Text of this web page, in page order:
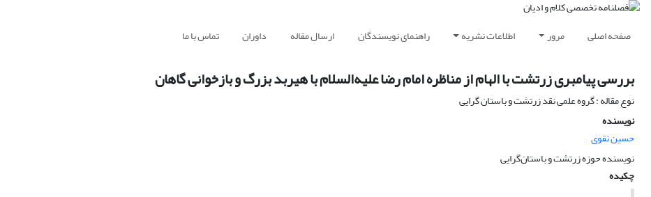
صفحه اصلی مرور اطلاعات نشریه راهنمای نویسندگان ارسال مقاله داوران تماس با ما
بررسی پیامبری زرتشت با الهام از مناظره امام رضا علیه‌السلام با هیربد بزرگ و بازخوانی گاهان
نوع مقاله : گروه علمی نقد زرتشت و باستان گرایی
نویسنده
حسین نقوی
نویسنده حوزه زرتشت و باستان‌گرایی
چکیده